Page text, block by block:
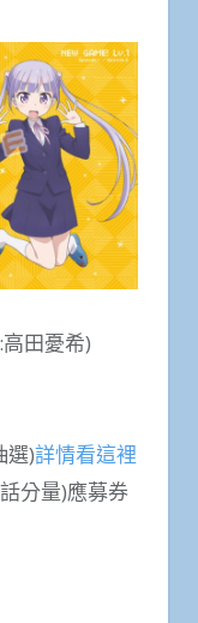
田憂希)
選)詳情看這裡
分量)應募券